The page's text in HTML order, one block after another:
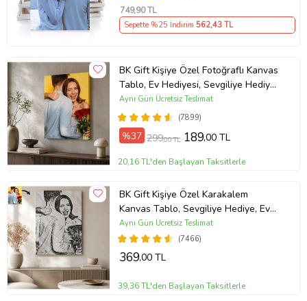
749,90 TL
Sepette %25 İndirim 562,43 TL
BK Gift Kişiye Özel Fotoğraflı Kanvas
Tablo, Ev Hediyesi, Sevgiliye Hediye,
Arkadaşa Hediye
(7899)
Aynı Gün Ücretsiz Teslimat
%37 299,00 TL 189,00 TL
20,16 TL'den Başlayan Taksitlerle
BK Gift Kişiye Özel Karakalem
Kanvas Tablo, Sevgiliye Hediye, Ev
Hediyesi, Arkadaşa Hediye
(7466)
Aynı Gün Ücretsiz Teslimat
369,00 TL
39,36 TL'den Başlayan Taksitlerle